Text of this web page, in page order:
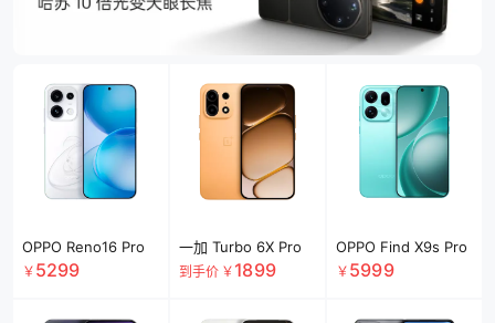
OPPO Reno16 Pro
￥ 5299
一加 Turbo 6X Pro
到手价 ￥ 1899
OPPO Find X9s Pro
￥ 5999